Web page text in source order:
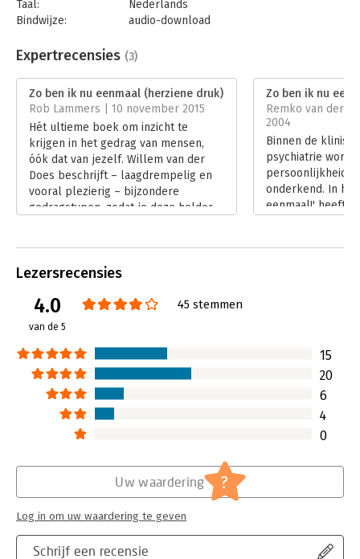
familie aan je voorbij... en kijk je ook naar jezelf!'
- 'Verbluffende combinatie van tekst en tekeningen'
- 'Schitterende tekeningen van P. van Straaten, die precies
laagdrempelig, inclusief de lastpakken en buitenbeentjes zelf!'
- 'In een adem uit te lezen'
Taal:
Nederlands
Bindwijze:
audio-download
Bestandsformaat:
mp3
Hoofdrubriek:
Psychologie
Expertrecensies (3)
Zo ben ik nu eenmaal (herziene druk)
Rob Lammers | 10 november 2015
Hét ultieme boek om inzicht te
krijgen in het gedrag van mensen,
óók dat van jezelf. Willem van der
Does beschrijft – laagdrempelig en
vooral plezierig – bijzondere
gedragstypen, zodat je deze helder
treffende illustraties, die
Peter van Straaten.
Lees verder
Zo ben ik nu
Remko van der
2004
Binnen de
psychiatrie wordt
onderkend. In
eenmaal!' heeft
Lezersrecensies
4.0
van de 5
45 stemmen
15
20
6
4
0
Schrijf een recensie
Uw waardering ?
Log in om uw waardering te geven